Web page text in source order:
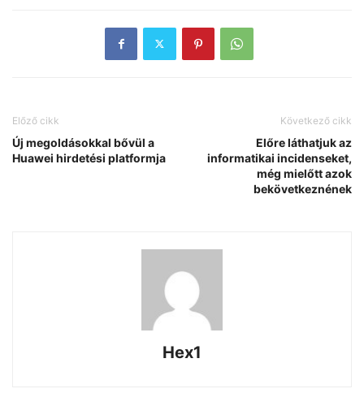
Előző cikk
Új megoldásokkal bővül a
Huawei hirdetési platformja
Következő cikk
Előre láthatjuk az
informatikai incidenseket,
még mielőtt azok
bekövetkeznének
Hex1